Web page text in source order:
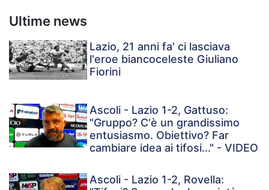
Ultime news
Lazio, 21 anni fa' ci lasciava
l'eroe biancoceleste Giuliano
Fiorini
Ascoli - Lazio 1-2, Gattuso:
"Gruppo? C'è un grandissimo
entusiasmo. Obiettivo? Far
cambiare idea ai tifosi..." - VIDEO
Ascoli - Lazio 1-2, Rovella: